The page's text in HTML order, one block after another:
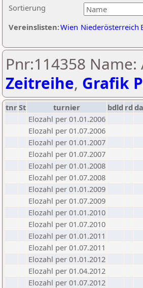
Sortierung
Vereinslisten:Wien Niederösterreich
Pnr:114358
Zeitreihe, Grafik
tnrSt turnier bdld rd
Elozahl per 01.01.2006
Elozahl per 01.07.2006
Elozahl per 01.01.2007
Elozahl per 01.07.2007
Elozahl per 01.01.2008
Elozahl per 01.07.2008
Elozahl per 01.01.2009
Elozahl per 01.07.2009
Elozahl per 01.01.2010
Elozahl per 01.07.2010
Elozahl per 01.01.2011
Elozahl per 01.07.2011
Elozahl per 01.01.2012
Elozahl per 01.04.2012
Elozahl per 01.07.2012